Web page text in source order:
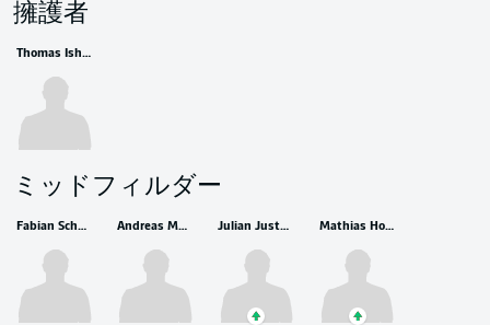
擁護者
Thomas Isherwood
ミッドフィルダー
Fabian Schnellhardt Andreas Müller Julian Justvan Mathias Honsak